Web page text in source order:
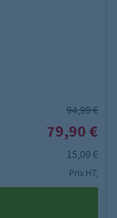
94,99 €
79,90 €
15,09 €
Prix HT,